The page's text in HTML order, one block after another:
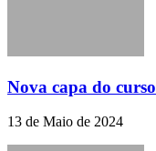
Nova capa do curso
13 de Maio de 2024